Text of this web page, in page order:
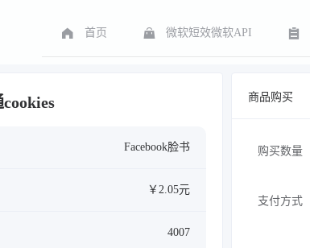
首页 微软短效微软API
Facebook脸书
￥2.05元
4007
商品购买
购买数量
支付方式